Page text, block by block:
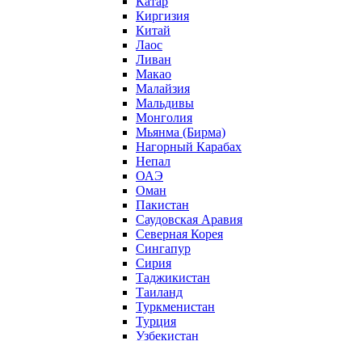
Киргизия
Китай
Лаос
Ливан
Макао
Малайзия
Мальдивы
Монголия
Мьянма (Бирма)
Нагорный Карабах
Непал
ОАЭ
Оман
Пакистан
Саудовская Аравия
Северная Корея
Сингапур
Сирия
Таджикистан
Таиланд
Туркменистан
Турция
Узбекистан